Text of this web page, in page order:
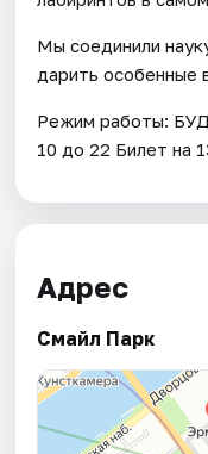
Мы соединили
дарить особенные
Режим работы:
10 до 22 Билет на
Адрес
Смайл Парк